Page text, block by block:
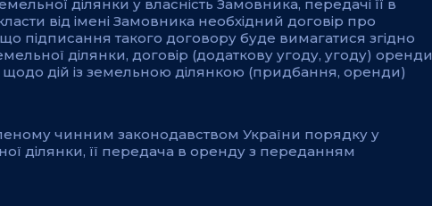
ділянки у власність Замовника, передачі її в
від імені Замовника необхідний договір про
підписання такого договору буде вимагатися згідно
ділянки, договір (додаткову угоду, угоду) оренди
щодо дій із земельною ділянкою (придбання, оренди)
чинним законодавством України порядку у
ділянки, її передача в оренду з переданням